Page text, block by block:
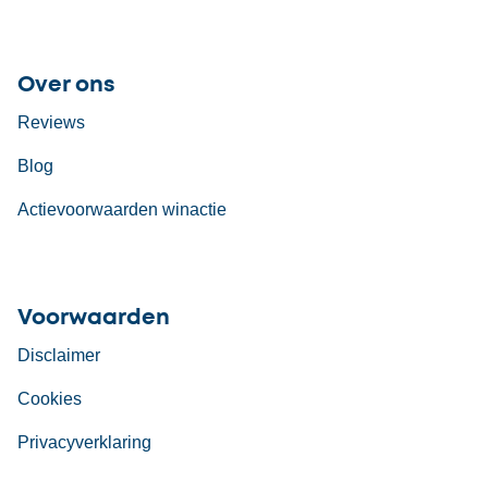
Over ons
Reviews
Blog
Actievoorwaarden winactie
Voorwaarden
Disclaimer
Cookies
Privacyverklaring